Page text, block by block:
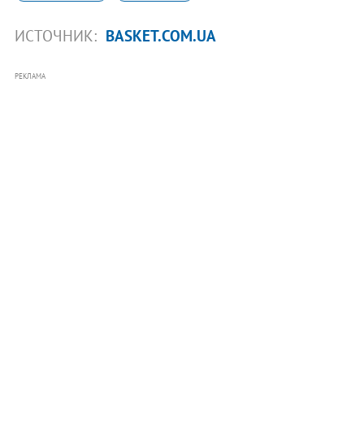
ИСТОЧНИК: BASKET.COM.UA
РЕКЛАМА